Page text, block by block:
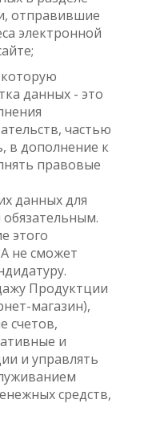
отправившие
электронной
данных - это
частью
в дополнение к
правовые
данных для
обязательным.
этого
не сможет
Продуктции
магазин),
счетов,
и
и управлять
средств,